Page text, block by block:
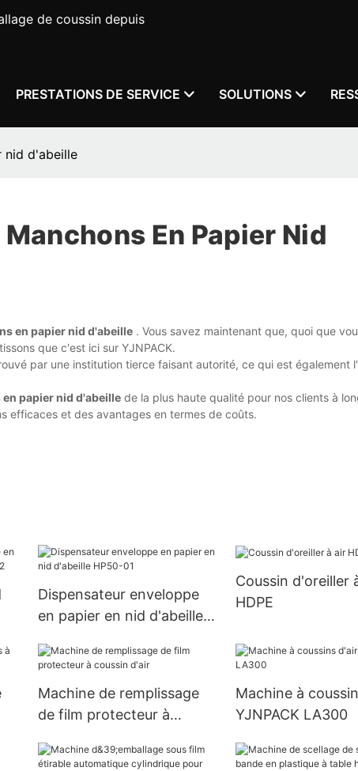
de coussin depuis
PRESTATIONS DE SERVICE SOLUTIONS
nid d'abeille
En Papier Nid
en papier nid d'abeille . Vous savez maintenant que, quoi que
que c'est ici sur YJNPACK.
par une institution tierce faisant autorité, ce qui est également
papier nid d'abeille de la plus haute qualité pour nos clients à
efficaces et des avantages en termes de coûts.
Dispensateur enveloppe
en papier en nid d'abeille
Coussin d'oreiller
HDPE
Machine de remplissage
de film protecteur à
Machine à
YJNPACK LA300